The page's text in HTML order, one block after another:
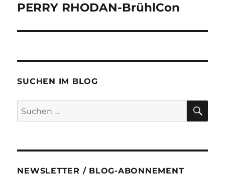
Beitrag:
PERRY RHODAN-BrühlCon
SUCHEN IM BLOG
Suchen
nach:
NEWSLETTER / BLOG-ABONNEMENT